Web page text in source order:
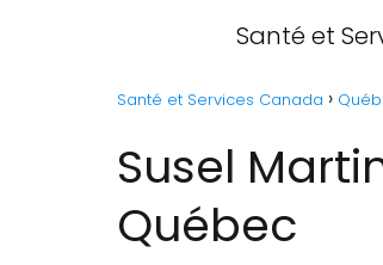
Santé et
Santé et Services Canada
Susel
Québec